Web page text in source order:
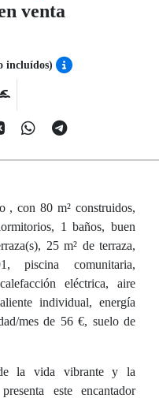
venta
incluídos)
, con 80 m² construidos,
1 baños, buen
25 m² de terraza,
piscina comunitaria,
eléctrica, aire
individual, energía
mes de 56 €, suelo de
la vida vibrante y la
este encantador